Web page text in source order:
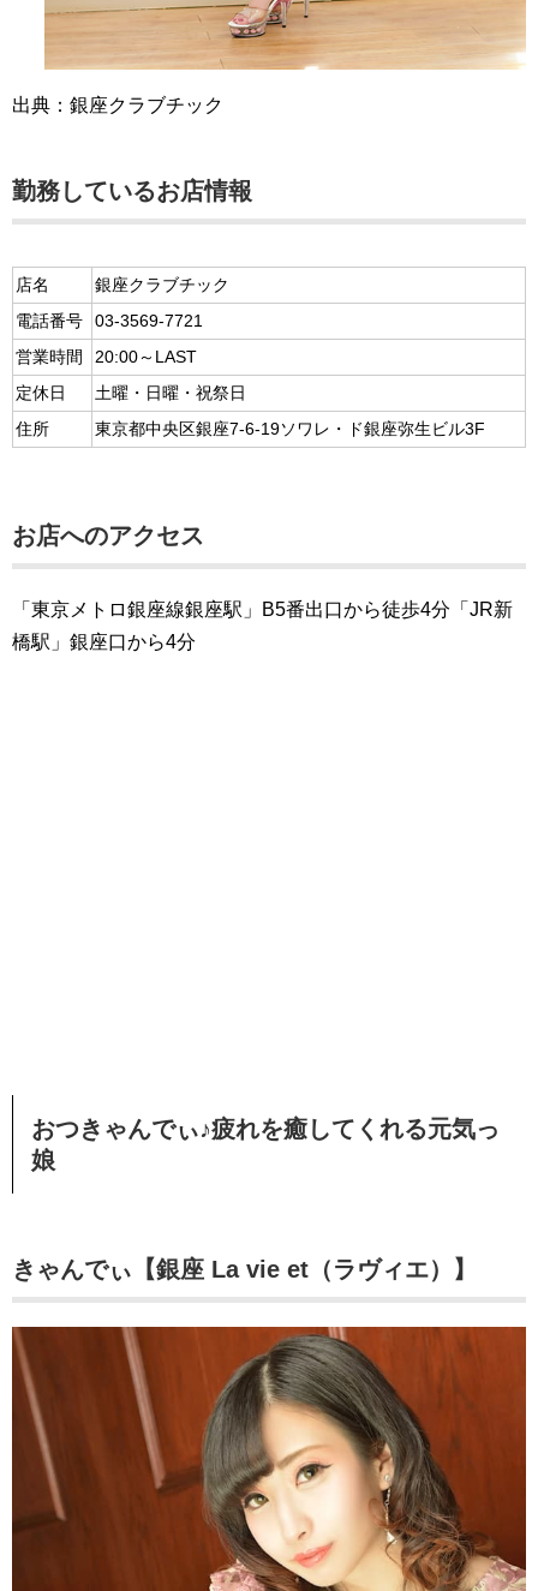
出典：銀座クラブチック
勤務しているお店情報
店名
銀座クラブチック
電話番号
03-3569-7721
営業時間
20:00～LAST
定休日
土曜・日曜・祝祭日
住所
東京都中央区銀座7-6-19ソワレ・ド銀座弥生ビル3F
お店へのアクセス
「東京メトロ銀座線銀座駅」B5番出口から徒歩4分「JR新
橋駅」銀座口から4分
おつきゃんでぃ♪疲れを癒してくれる元気っ
娘
きゃんでぃ【銀座 La vie et（ラヴィエ）】